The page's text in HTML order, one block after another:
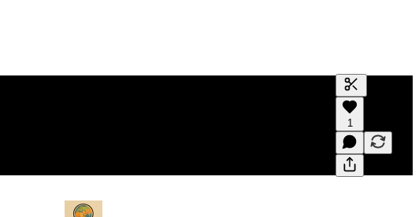
Generate
A transcript
editing.
1